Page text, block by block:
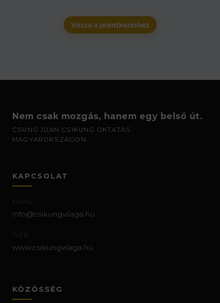
Vissza a jelentkezéshez
Nem csak mozgás, hanem egy belső út.
CSUNG JÜAN CSIKUNG OKTATÁS
MAGYARORSZÁGON.
KAPCSOLAT
EMAIL:
info@csikungvilaga.hu
WEB:
www.csikungvilaga.hu
KÖZÖSSÉG